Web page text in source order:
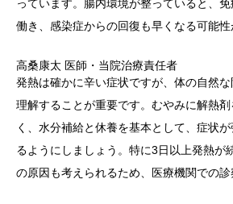
っています。腸内環境が整っていると、
働き、感染症からの回復も早くなる可能性
高桑康太 医師・当院治療責任者
発熱は確かに辛い症状ですが、体の自然
理解することが重要です。むやみに解熱
く、水分補給と休養を基本として、症状
るようにしましょう。特に3日以上発熱が
の原因も考えられるため、医療機関での診